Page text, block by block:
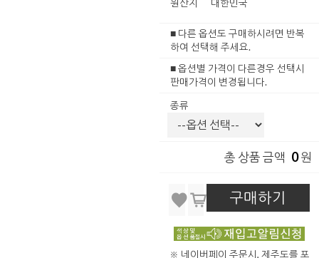
원산지 대한민국
■ 다른 옵션도 구매하시려면 반복
하여 선택해 주세요.
■ 옵션별 가격이 다른경우 선택시
판매가격이 변경됩니다.
종류
총 상품 금액 0원
구매하기
※ 네이버페이 주문시, 제주도를 포